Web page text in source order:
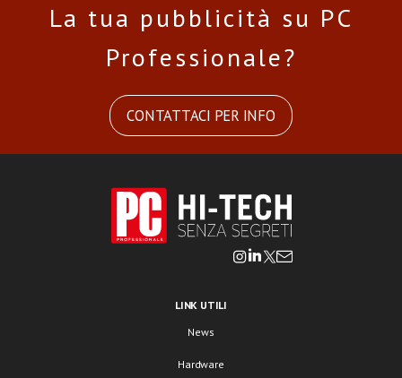
La tua pubblicità su PC
Professionale?
CONTATTACI PER INFO
LINK UTILI
News
Hardware